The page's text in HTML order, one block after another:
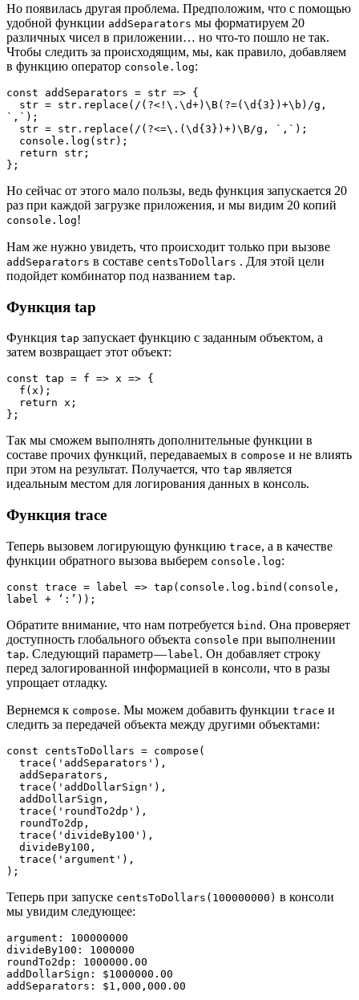
Но появилась другая проблема. Предположим, что с помощью
удобной функции addSeparators мы форматируем 20
различных чисел в приложении… но что-то пошло не так.
Чтобы следить за происходящим, мы, как правило, добавляем
в функцию оператор console.log:
const addSeparators = str => {
`,`);
};
Но сейчас от этого мало пользы, ведь функция запускается 20
раз при каждой загрузке приложения, и мы видим 20 копий
console.log!
Нам же нужно увидеть, что происходит только при вызове
addSeparators в составе centsToDollars . Для этой цели
подойдет комбинатор под названием tap.
Функция tap
Функция tap запускает функцию с заданным объектом, а
затем возвращает этот объект:
const tap = f => x => {
};
Так мы сможем выполнять дополнительные функции в
составе прочих функций, передаваемых в compose и не влиять
при этом на результат. Получается, что tap является
идеальным местом для логирования данных в консоль.
Функция trace
Теперь вызовем логирующую функцию trace, а в качестве
функции обратного вызова выберем console.log:
const trace = label => tap(console.log.bind(console,
label + ‘:’));
Обратите внимание, что нам потребуется bind . Она проверяет
доступность глобального объекта console при выполнении
tap. Следующий параметр — label . Он добавляет строку
перед залогированной информацией в консоли, что в разы
упрощает отладку.
Вернемся к compose. Мы можем добавить функции trace и
следить за передачей объекта между другими объектами:
const centsToDollars = compose(
);
Теперь при запуске centsToDollars(100000000) в консоли
мы увидим следующее:
argument: 100000000
divideBy100: 1000000
roundTo2dp: 1000000.00
addDollarSign: $1000000.00
addSeparators: $1,000,000.00